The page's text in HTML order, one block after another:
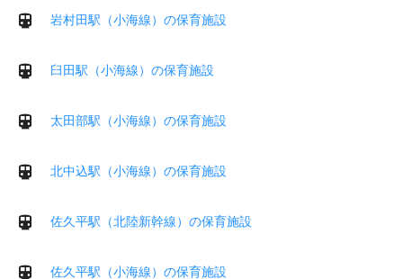
岩村田駅（小海線）の保育施設
臼田駅（小海線）の保育施設
太田部駅（小海線）の保育施設
北中込駅（小海線）の保育施設
佐久平駅（北陸新幹線）の保育施設
佐久平駅（小海線）の保育施設